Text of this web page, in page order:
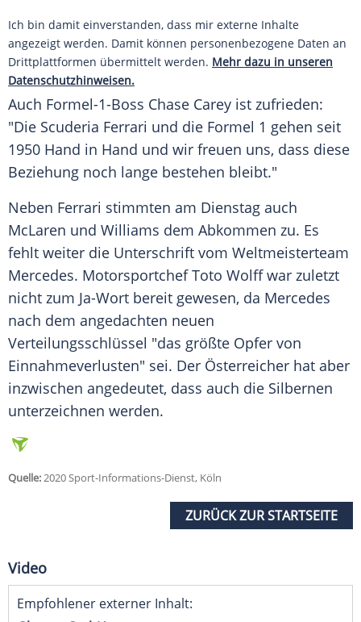
Ich bin damit einverstanden, dass mir externe Inhalte
angezeigt werden. Damit können personenbezogene Daten an
Drittplattformen übermittelt werden. Mehr dazu in unseren
Datenschutzhinweisen.
Auch Formel-1-Boss Chase Carey ist zufrieden:
"Die Scuderia Ferrari und die Formel 1 gehen seit
1950 Hand in Hand und wir freuen uns, dass diese
Beziehung noch lange bestehen bleibt."
Neben Ferrari stimmten am Dienstag auch
McLaren und Williams dem Abkommen zu. Es
fehlt weiter die Unterschrift vom Weltmeisterteam
Mercedes. Motorsportchef Toto Wolff war zuletzt
nicht zum Ja-Wort bereit gewesen, da Mercedes
nach dem angedachten neuen
Verteilungsschlüssel "das größte Opfer von
Einnahmeverlusten" sei. Der Österreicher hat aber
inzwischen angedeutet, dass auch die Silbernen
unterzeichnen werden.
Quelle:2020 Sport-Informations-Dienst, Köln
ZURÜCK ZUR STARTSEITE
Video
Empfohlener externer Inhalt: